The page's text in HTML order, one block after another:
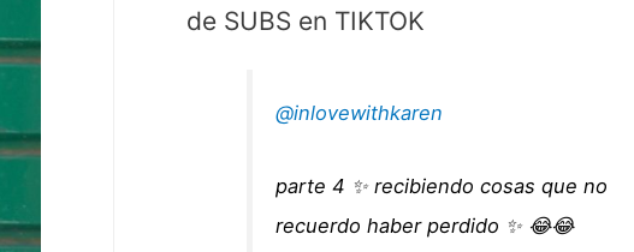
de SUBS en TIKTOK
@inlovewithkaren
parte 4 ✨ recibiendo cosas que no
recuerdo haber perdido ✨ 😂😂